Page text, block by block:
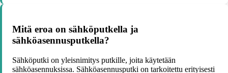
Mitä eroa on sähköputkella ja
sähköasennusputkella?
Sähköputki on yleisnimitys putkille, joita käytetään
sähköasennuksissa. Sähköasennusputki on tarkoitettu erityisesti